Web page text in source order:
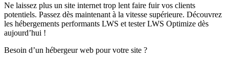
Ne laissez plus un site internet trop lent faire fuir vos clients
potentiels. Passez dès maintenant à la vitesse supérieure. Découvrez
les hébergements performants LWS et tester LWS Optimize dès
aujourd’hui !
Besoin d’un hébergeur web pour votre site ?